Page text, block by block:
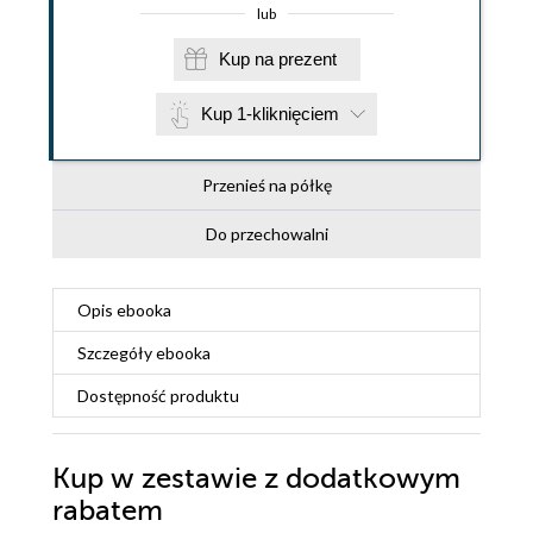
lub
Kup na prezent
Kup 1-kliknięciem
Przenieś na półkę
Do przechowalni
Opis ebooka
Szczegółyebooka
Dostępność produktu
Kup w zestawie z dodatkowym
rabatem